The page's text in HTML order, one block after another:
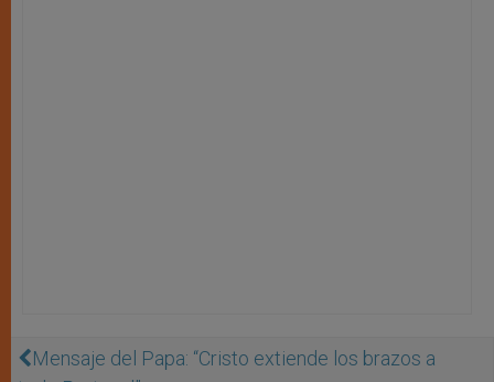
Mensaje del Papa: “Cristo extiende los brazos a